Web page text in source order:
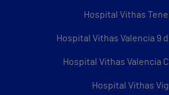
Hospital Vithas
Hospital Vithas Valencia 9
Hospital Vithas Valencia
Hospital Vithas